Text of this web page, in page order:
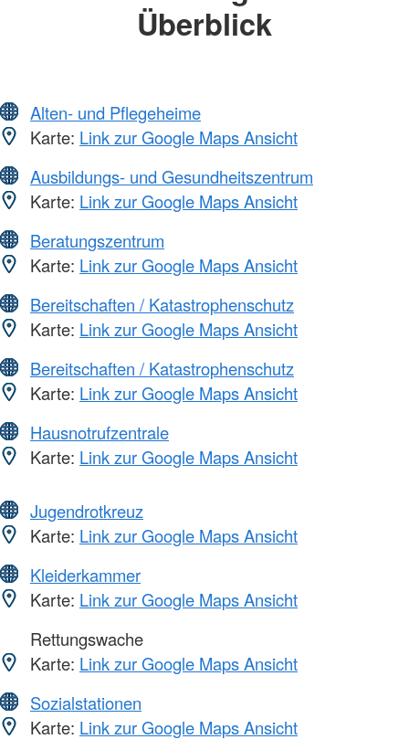
Überblick
Alten- und Pflegeheime
Karte: Link zur Google Maps Ansicht
Ausbildungs- und Gesundheitszentrum
Karte: Link zur Google Maps Ansicht
Beratungszentrum
Karte: Link zur Google Maps Ansicht
Bereitschaften / Katastrophenschutz
Karte: Link zur Google Maps Ansicht
Bereitschaften / Katastrophenschutz
Karte: Link zur Google Maps Ansicht
Hausnotrufzentrale
Karte: Link zur Google Maps Ansicht
Jugendrotkreuz
Karte: Link zur Google Maps Ansicht
Kleiderkammer
Karte: Link zur Google Maps Ansicht
Rettungswache
Karte: Link zur Google Maps Ansicht
Sozialstationen
Karte: Link zur Google Maps Ansicht